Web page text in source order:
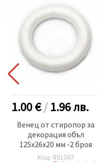
1.00 €/1.96лв.
Венец от стиропор за
декорация объл
125x26x20 мм -2 броя
Код: 801367